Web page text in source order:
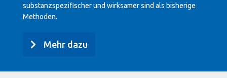
substanzspezifischer und wirksamer sind als bisherige
Methoden.
Mehr dazu